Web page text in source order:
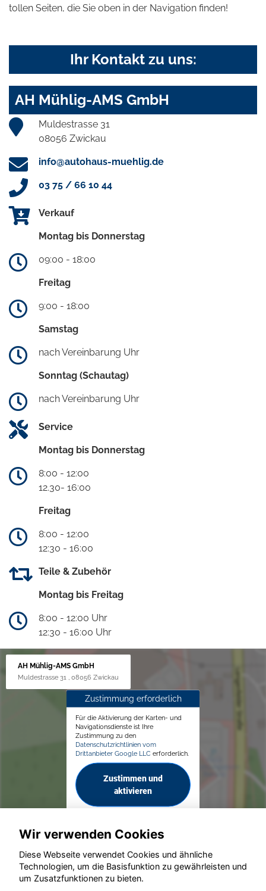
tollen Seiten, die Sie oben in der Navigation finden!
Ihr Kontakt zu uns:
AH Mühlig-AMS GmbH
Muldestrasse 31
08056 Zwickau
info@autohaus-muehlig.de
03 75 / 66 10 44
Verkauf
Montag bis Donnerstag
09:00 - 18:00
Freitag
9:00 - 18:00
Samstag
nach Vereinbarung Uhr
Sonntag (Schautag)
nach Vereinbarung Uhr
Service
Montag bis Donnerstag
8:00 - 12:00
12.30- 16:00
Freitag
8:00 - 12:00
12:30 - 16:00
Teile & Zubehör
Montag bis Freitag
8:00 - 12:00 Uhr
12:30 - 16:00 Uhr
AH Mühlig-AMS GmbH
Muldestrasse 31 , 08056 Zwickau
Zustimmung erforderlich
Für die Aktivierung der Karten- und
Navigationsdienste ist Ihre
Zustimmung zu den
Datenschutzrichtlinien vom
Drittanbieter Google LLC erforderlich.
Zustimmen und
aktivieren
© konjunkturmotor.de GmbH 2020 - 2026
Wir verwenden Cookies
Diese Webseite verwendet Cookies und ähnliche
Technologien, um die Basisfunktion zu gewährleisten und
um Zusatzfunktionen zu bieten.